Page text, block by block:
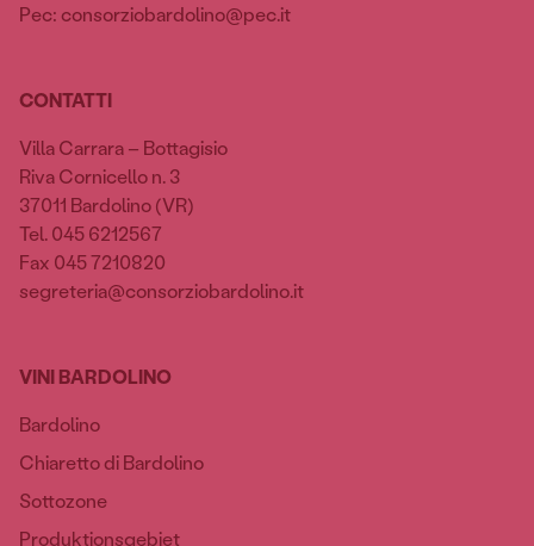
Pec: consorziobardolino@pec.it
CONTATTI
Villa Carrara – Bottagisio
Riva Cornicello n. 3
37011 Bardolino (VR)
Tel. 045 6212567
Fax 045 7210820
segreteria@consorziobardolino.it
VINI BARDOLINO
Bardolino
Chiaretto di Bardolino
Sottozone
Produktionsgebiet